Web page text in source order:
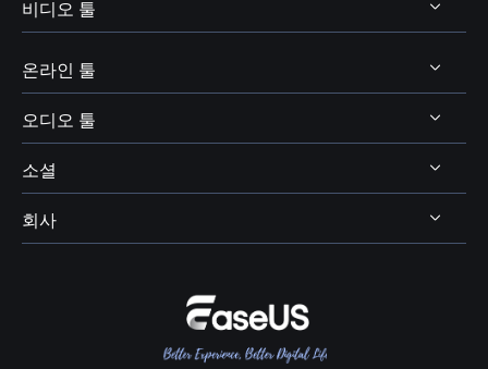
비디오 및 오디오 다운로드
보이스 체인저 팁
디스코드 보이스 체인저
OBS 보이스 체인저
여성 목소리 보이스 체인저
콜 오브 듀티 보이스 체인저
비디오 툴
비디오 다운로더
비디오 에디터
비디오킷
온라인 툴
온라인 비디오 다운로더
온라인 보이스 체인저
AI 목소리 및 음향 효과
오디오 툴
보이스 웨이브
보컬 리무버
메인 보컬 및 코러스 분리
소셜

회사